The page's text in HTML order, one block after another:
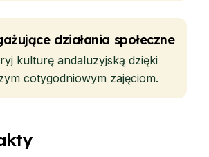
działania społeczne
kulturę andaluzyjską dzięki
cotygodniowym zajęciom.